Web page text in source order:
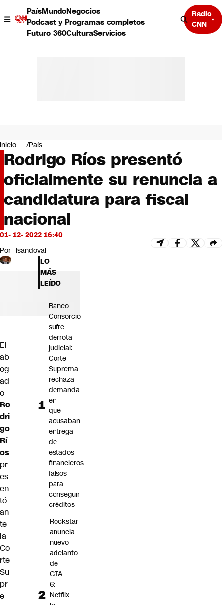
PaísMundoNegocios
Podcast y Programas completos
Futuro 360CulturaServicios
Radio
CNN
Negocios
Deportes
Programas completos
Cultura
Servicios
Bits
CNN tiempo
Futuro 360
Inicio País
Rodrigo Ríos presentó
oficialmente su renuncia a
candidatura para fiscal
nacional
01- 12- 2022 16:40
Por lsandoval
El
ab
og
ad
o
Ro
dri
go
Rí
os
pr
es
en
tó
an
te
la
Co
rte
Su
pr
e
LO
MÁS
LEÍDO
Banco
Consorcio
sufre
derrota
judicial:
Corte
Suprema
rechaza
demanda
en
que
acusaban
entrega
de
estados
financieros
falsos
para
conseguir
créditos
Rockstar
anuncia
nuevo
adelanto
de
GTA
6:
Netflix